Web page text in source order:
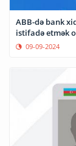
ABB-də bank
istifadə etmək
09-09-2024